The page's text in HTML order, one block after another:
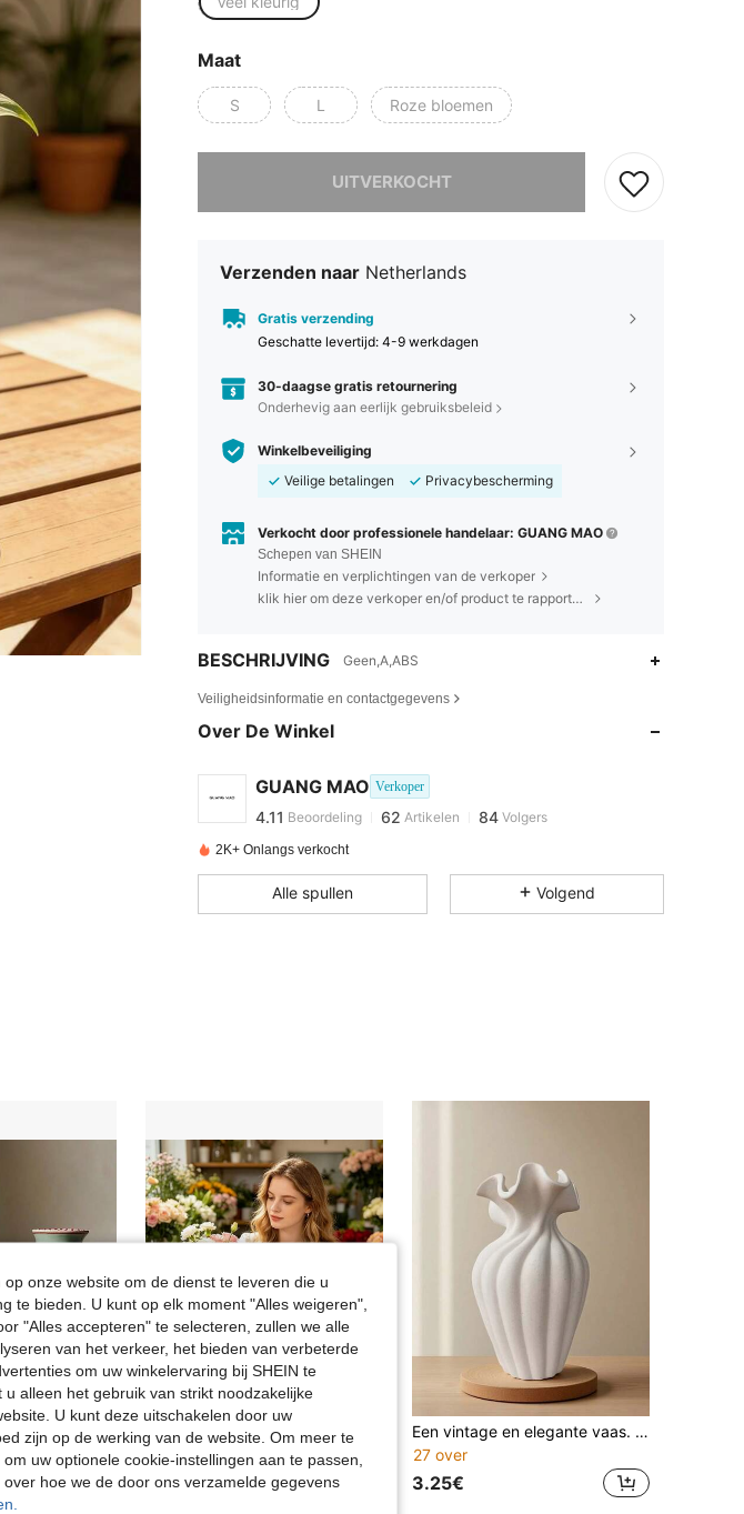
Maat
S L Roze bloemen
UITVERKOCHT
Verzenden naar Netherlands
Gratis verzending
Geschatte levertijd: 4-9 werkdagen
30-daagse gratis retournering
Onderhevig aan eerlijk gebruiksbeleid
Winkelbeveiliging
Veilige betalingen
Privacybescherming
Verkocht door professionele handelaar: GUANG MAO
Schepen van SHEIN
Informatie en verplichtingen van de verkoper
klik hier om deze verkoper en/of product te rapporteren.
BESCHRIJVING Geen,A,ABS
Veiligheidsinformatie en contactgegevens
Over De Winkel
GUANG MAO Verkoper
4.11
62
4.11 Beoordeling 62 Artikelen 84 Volgers
gevolgd
4.11
4.11
62
84
4.11
62
84
2K+ Onlangs verkocht
Alle spullen Volgend
1 handbeschilderde asymmetrische keramische bloemenvaas, roze en groene vaas met hartpatroon, woonaccessoire
6
#4 Bestseller in Matte keramische vaas Vazen & Vaasaccessoires
4.44€
Een vintage en elegante vaas. Hij kan gebruikt worden als vaas voor verse bloemen in de woonkamer, op een droogbloemenrek geplaatst worden als modern decoratief item, of als middelpunt op de eettafel. De vaas is geschikt voor zowel verse als kunstbloemen en is een ideale decoratie voor salontafels, bureaus en woonkamers. Geschikt voor kamerdecoratie, huisdecoratie en herfstdecoratie.
27 over
3.25€
onze website om de dienst te leveren die u
te bieden. U kunt op elk moment "Alles weigeren",
"Alles accepteren" te selecteren, zullen we alle
van het verkeer, het bieden van verbeterde
om uw winkelervaring bij SHEIN te
alleen het gebruik van strikt noodzakelijke
U kunt deze uitschakelen door uw
zijn op de werking van de website. Om meer te
uw optionele cookie-instellingen aan te passen,
hoe we de door ons verzamelde gegevens